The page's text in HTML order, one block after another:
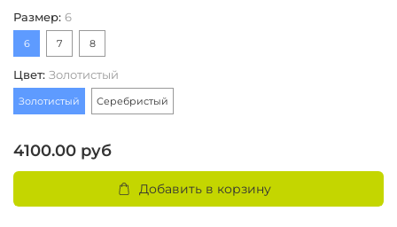
Размер: 6
6 7 8
Цвет: Золотистый
Золотистый Серебристый
4100.00 руб
Добавить в корзину